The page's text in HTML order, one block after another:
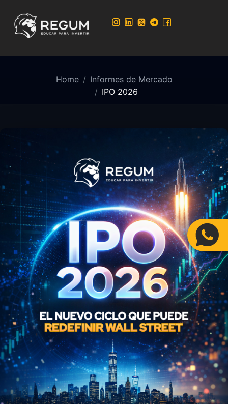
Home
Informes de Mercado
IPO 2026